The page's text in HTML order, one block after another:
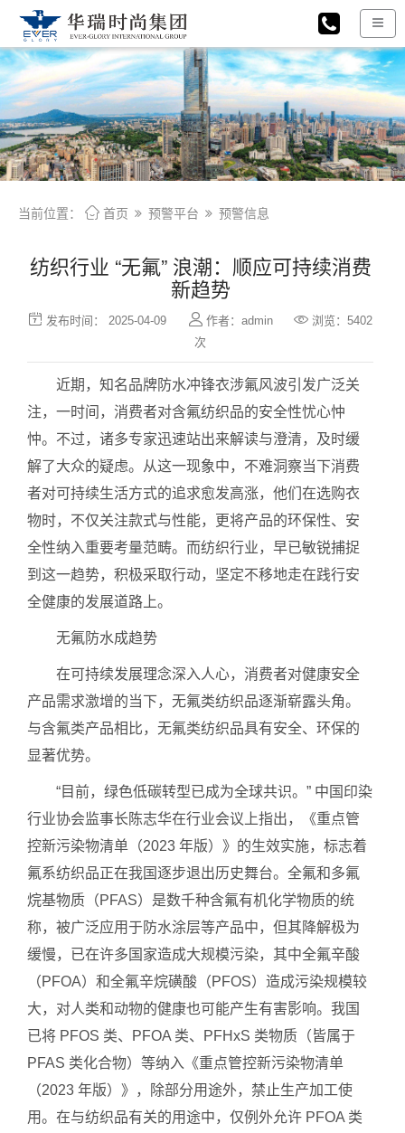
当前位置：  首页 预警平台 预警信息
纺织行业 “无氟” 浪潮：顺应可持续消费
新趋势
 发布时间： 2025-04-09 作者：admin 浏览：5402
次
近期，知名品牌防水冲锋衣涉氟风波引发广泛关
注，一时间，消费者对含氟纺织品的安全性忧心忡
忡。不过，诸多专家迅速站出来解读与澄清，及时缓
解了大众的疑虑。从这一现象中，不难洞察当下消费
者对可持续生活方式的追求愈发高涨，他们在选购衣
物时，不仅关注款式与性能，更将产品的环保性、安
全性纳入重要考量范畴。而纺织行业，早已敏锐捕捉
到这一趋势，积极采取行动，坚定不移地走在践行安
全健康的发展道路上。
无氟防水成趋势
在可持续发展理念深入人心，消费者对健康安全
产品需求激增的当下，无氟类纺织品逐渐崭露头角。
与含氟类产品相比，无氟类纺织品具有安全、环保的
显著优势。
“目前，绿色低碳转型已成为全球共识。” 中国印染
行业协会监事长陈志华在行业会议上指出，《重点管
控新污染物清单（2023 年版）》的生效实施，标志着
氟系纺织品正在我国逐步退出历史舞台。全氟和多氟
烷基物质（PFAS）是数千种含氟有机化学物质的统
称，被广泛应用于防水涂层等产品中，但其降解极为
缓慢，已在许多国家造成大规模污染，其中全氟辛酸
（PFOA）和全氟辛烷磺酸（PFOS）造成污染规模较
大，对人类和动物的健康也可能产生有害影响。我国
已将 PFOS 类、PFOA 类、PFHxS 类物质（皆属于
PFAS 类化合物）等纳入《重点管控新污染物清单
（2023 年版）》，除部分用途外，禁止生产加工使
用。在与纺织品有关的用途中，仅例外允许 PFOA 类